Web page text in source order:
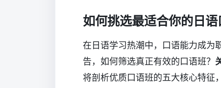
如何挑选最适合你的日语
在日语学习热潮中，口语能力成为
告，如何筛选真正有效的口语班？
将剖析优质口语班的五大核心特征